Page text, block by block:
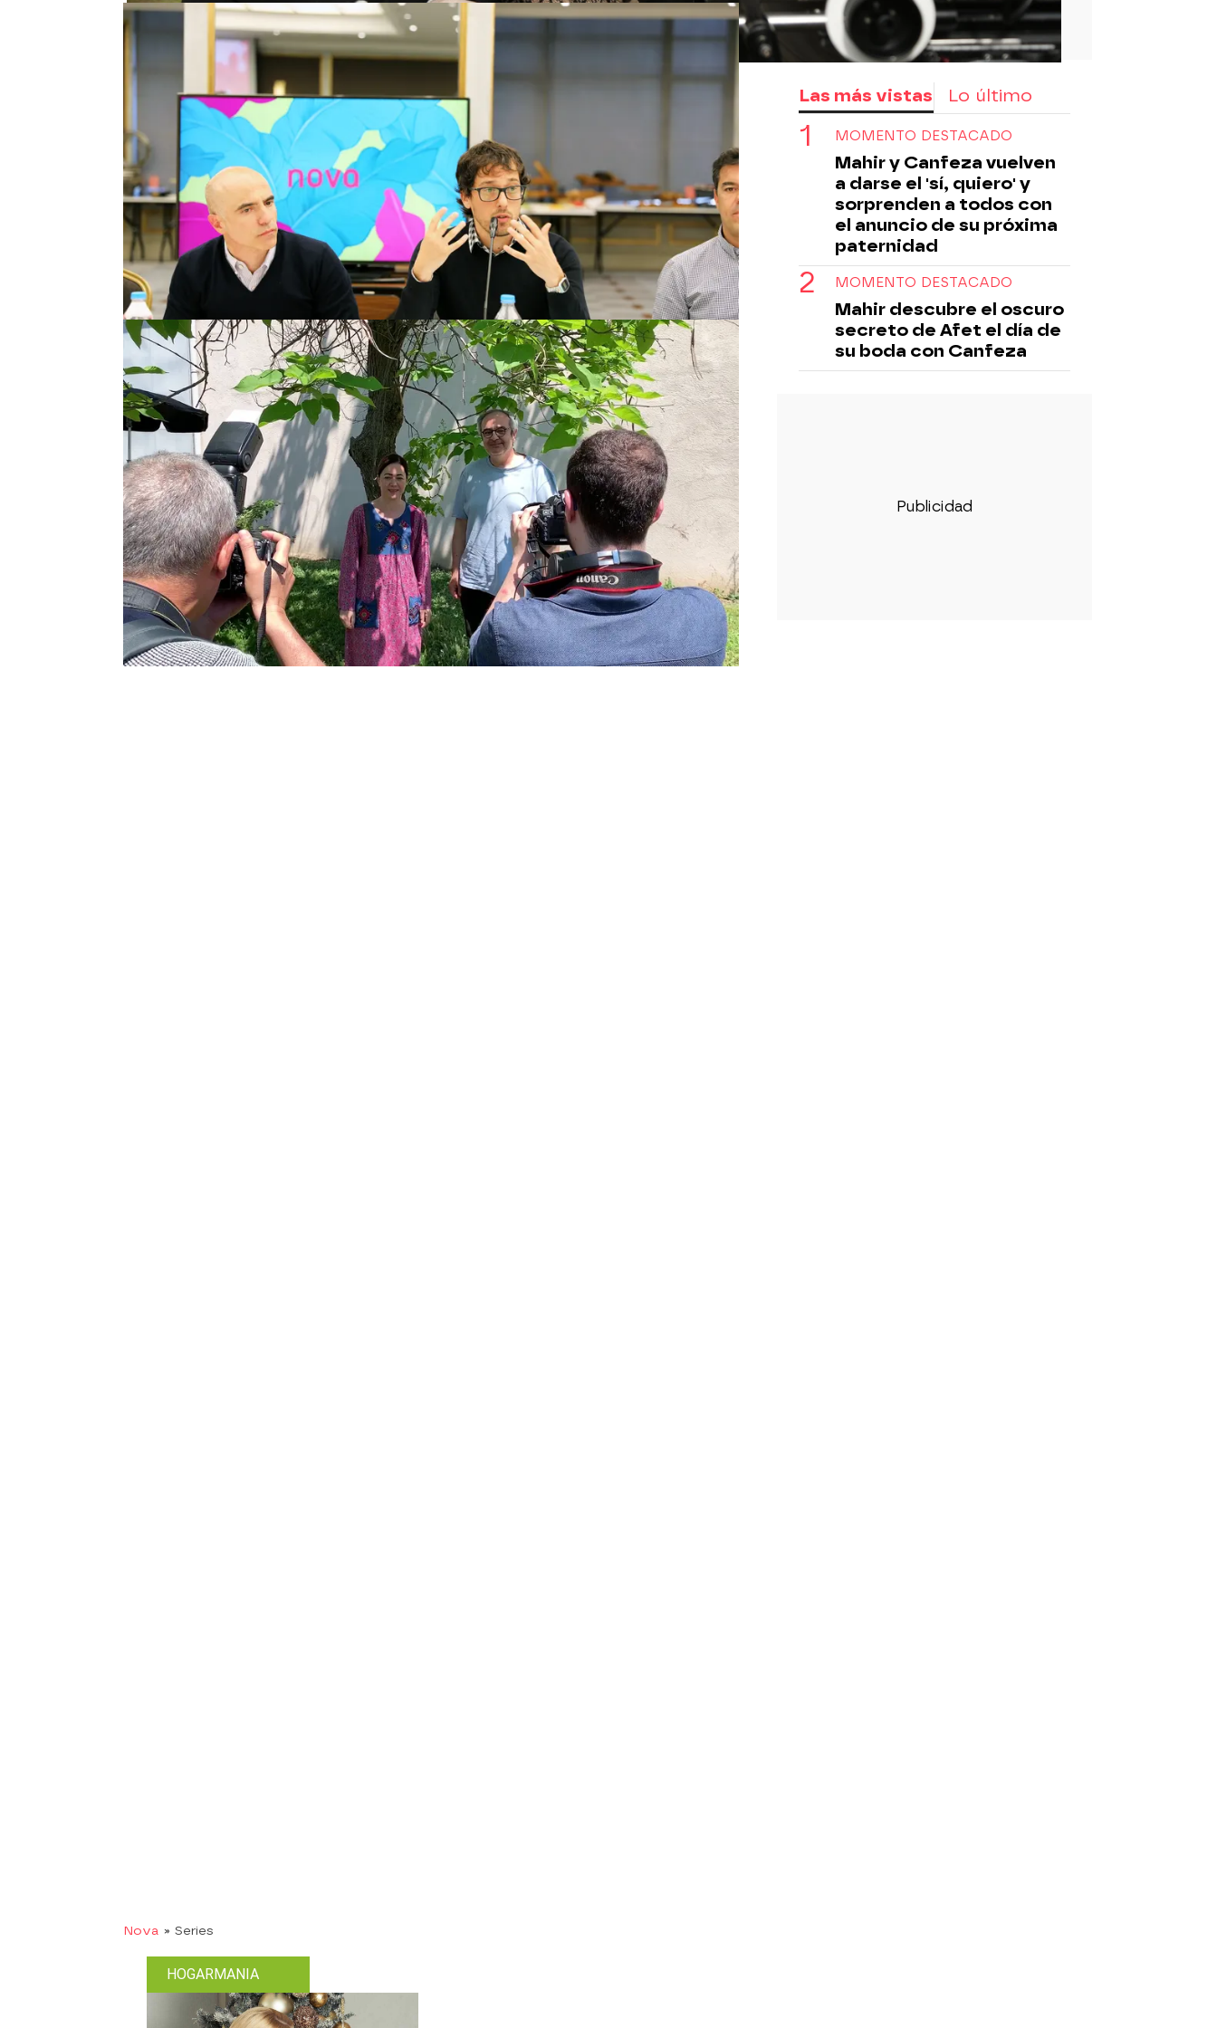
Atresmedia ha viajado hasta Estambul para anunciar las nuevas
adquisiciones turcas que se emitirán muy pronto. Tras el éxito
de 'Fatmagül', la primera serie turca emitida en España, han
arrasado en la parrilla de Nova otras series como 'Amor de
Contrabando', 'Ezel', 'Sila' o 'Madre', que actualmente se
encuentra en el prime time de los domingos de la cadena.
Ahora el grupo ha anunciado que ha adquirido los derechos de
'Mujer', 'Hercai', 'Amor prohibido', 'Las mil y una noches',
'Fugitiva', 'Cennet' y 'Mar de amores'.
De 'Fatmagül' a 'Mujer': Las series turcas que arrasan en
NOVA
Las series románticas de origen turco se han convertido en un
éxito innegable de la televisión temática en nuestro país. En
especial, de Nova, el canal femenino líder de Atresmedia que
ha triunfado con varias de esas producciones y ahora prepara
nuevos lanzamientos. La cadena ha anunciado 7 nuevas
adquisiciones como 'Mujer', 'Hercai', 'Amor prohibido', 'Las mil y
una noches', 'Fugitiva', 'Cennet' y 'Mar de amores'.
series turcas series online
Nova » Series
Las más vistas Lo último
MOMENTO DESTACADO
Mahir y Canfeza vuelven
a darse el 'sí, quiero' y
sorprenden a todos con
el anuncio de su próxima
paternidad
MOMENTO DESTACADO
Mahir descubre el oscuro
secreto de Afet el día de
su boda con Canfeza
HOGARMANIA